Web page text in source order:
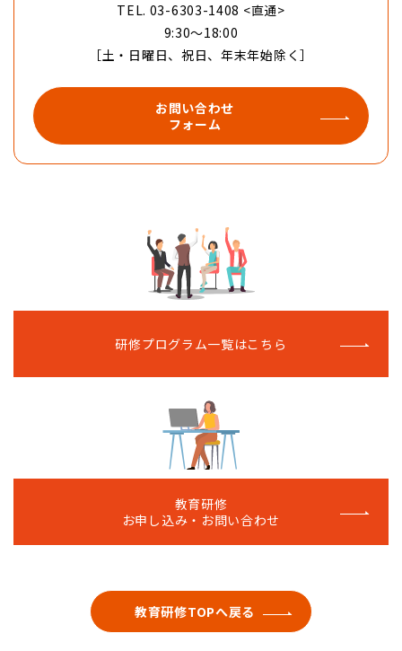
TEL. 03-6303-1408 <直通>
9:30〜18:00
［土・日曜日、祝日、年末年始除く］
お問い合わせ
フォーム
研修プログラム一覧はこちら
教育研修
お申し込み・お問い合わせ
教育研修TOPへ戻る